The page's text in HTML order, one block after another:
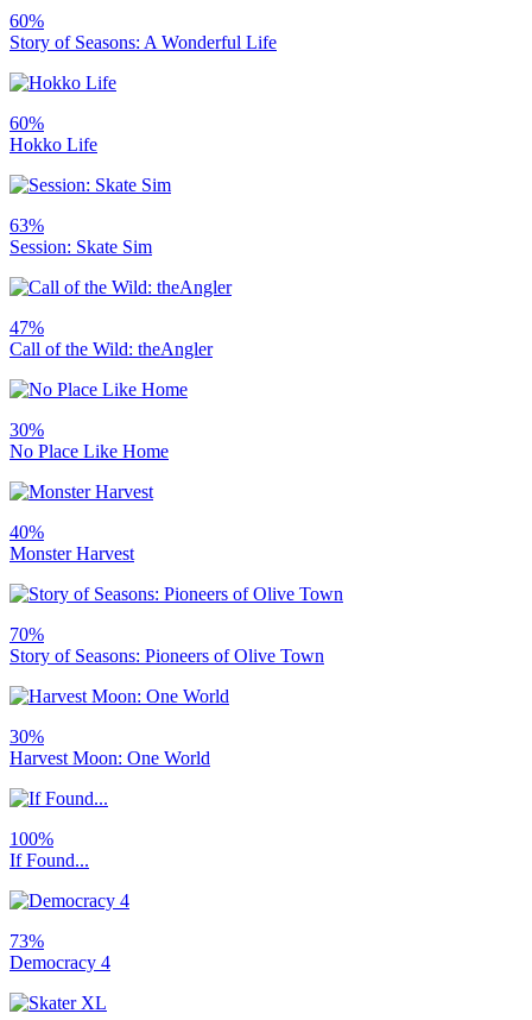
60%
Story of Seasons: A Wonderful Life
60%
Hokko Life
63%
Session: Skate Sim
47%
Call of the Wild: theAngler
30%
No Place Like Home
40%
Monster Harvest
70%
Story of Seasons: Pioneers of Olive Town
30%
Harvest Moon: One World
100%
If Found...
73%
Democracy 4